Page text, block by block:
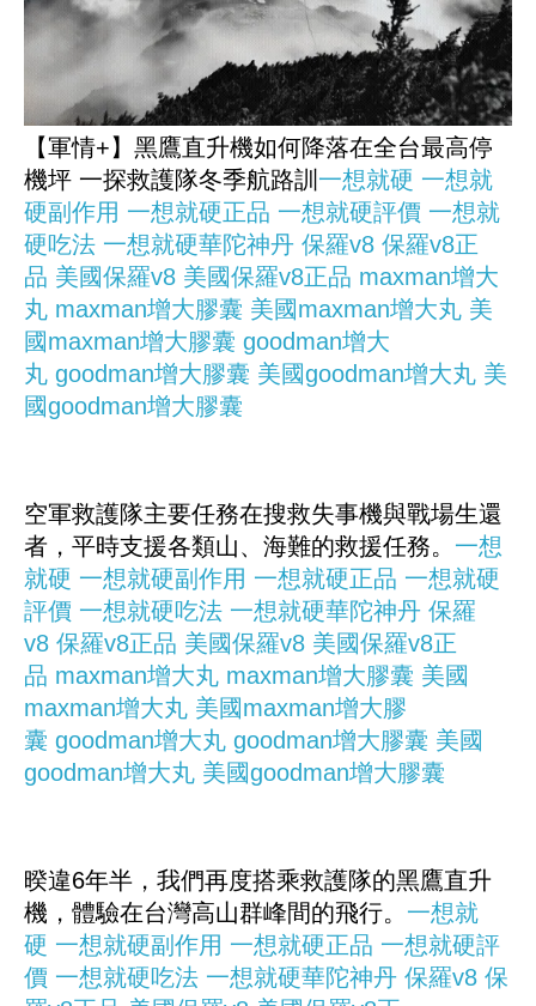
【軍情+】黑鷹直升機如何降落在全台最高停
機坪 一探救護隊冬季航路訓 一想就硬 一想就
硬副作用 一想就硬正品 一想就硬評價 一想就
硬吃法 一想就硬華陀神丹 保羅v8 保羅v8正
品 美國保羅v8 美國保羅v8正品 maxman增大
丸 maxman增大膠囊 美國maxman增大丸 美
國maxman增大膠囊 goodman增大
丸 goodman增大膠囊 美國goodman增大丸 美
國goodman增大膠囊
空軍救護隊主要任務在搜救失事機與戰場生還
者，平時支援各類山、海難的救援任務。 一想
就硬 一想就硬副作用 一想就硬正品 一想就硬
評價 一想就硬吃法 一想就硬華陀神丹 保羅
v8 保羅v8正品 美國保羅v8 美國保羅v8正
品 maxman增大丸 maxman增大膠囊 美國
maxman增大丸 美國maxman增大膠
囊 goodman增大丸 goodman增大膠囊 美國
goodman增大丸 美國goodman增大膠囊
暌違6年半，我們再度搭乘救護隊的黑鷹直升
機，體驗在台灣高山群峰間的飛行。 一想就
硬 一想就硬副作用 一想就硬正品 一想就硬評
價 一想就硬吃法 一想就硬華陀神丹 保羅v8 保